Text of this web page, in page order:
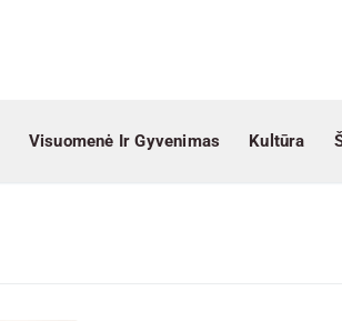
Visuomenė Ir Gyvenimas Kultūra